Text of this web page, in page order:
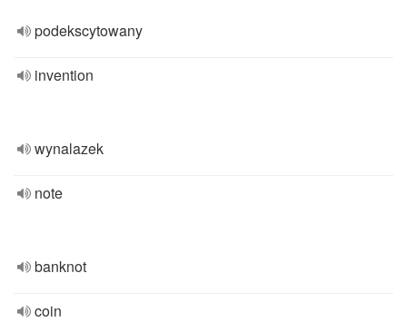
podekscytowany
invention
wynalazek
note
banknot
coin